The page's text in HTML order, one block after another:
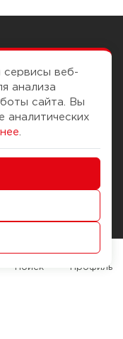
и оплата
оплаты
контроля качества
сервисы веб-
анализа
сайта. Вы
аналитических
Поиск Профиль